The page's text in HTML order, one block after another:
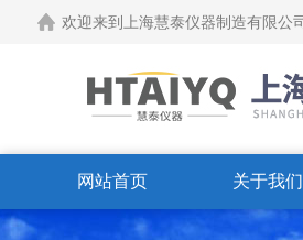
欢迎来到上海慧泰仪器制造有限公
网站首页 关于我们